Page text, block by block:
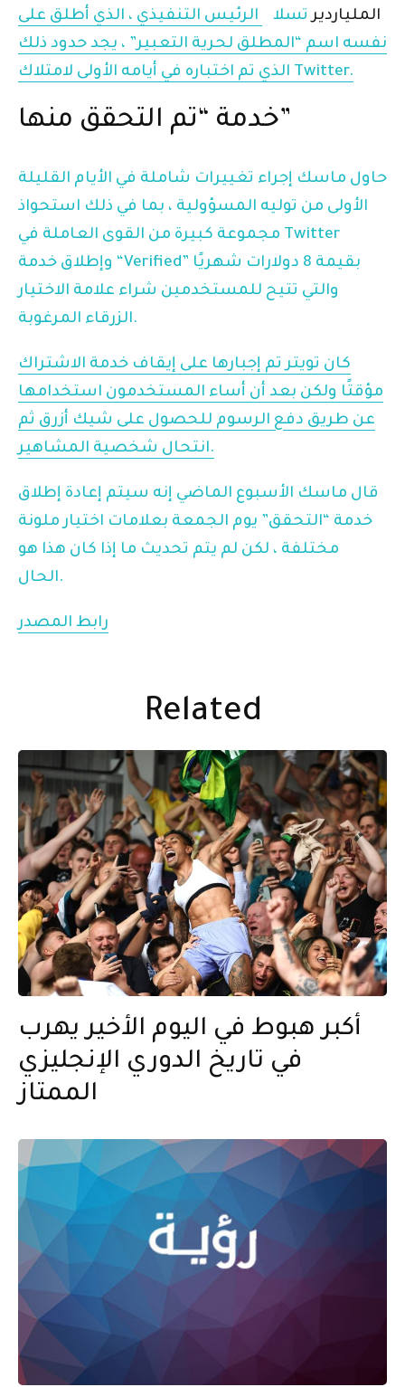
الملياردير تسلا
الرئيس التنفيذي ، الذي أطلق على
نفسه اسم “المطلق لحرية التعبير” ، يجد حدود ذلك
الذي تم اختباره في أيامه الأولى لامتلاك Twitter.
خدمة “تم التحقق منها”
حاول ماسك إجراء تغييرات شاملة في الأيام القليلة
الأولى من توليه المسؤولية ، بما في ذلك استحواذ
مجموعة كبيرة من القوى العاملة في Twitter
وإطلاق خدمة “Verified” بقيمة 8 دولارات شهريًا
والتي تتيح للمستخدمين شراء علامة الاختيار
الزرقاء المرغوبة.
كان تويتر تم إجبارها على إيقاف خدمة الاشتراك
مؤقتًا ولكن بعد أن أساء المستخدمون استخدامها
عن طريق دفع الرسوم للحصول على شيك أزرق ثم
انتحال شخصية المشاهير.
قال ماسك الأسبوع الماضي إنه سيتم إعادة إطلاق
خدمة “التحقق” يوم الجمعة بعلامات اختيار ملونة
مختلفة ، لكن لم يتم تحديث ما إذا كان هذا هو
الحال.
رابط المصدر
Related
أكبر هبوط في اليوم الأخير يهرب
في تاريخ الدوري الإنجليزي
الممتاز